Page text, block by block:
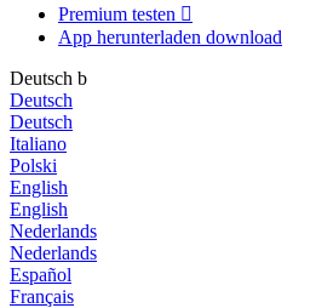
Premium testen 
App herunterladen download
Deutsch b
Deutsch
Deutsch
Italiano
Polski
English
English
Nederlands
Nederlands
Español
Français